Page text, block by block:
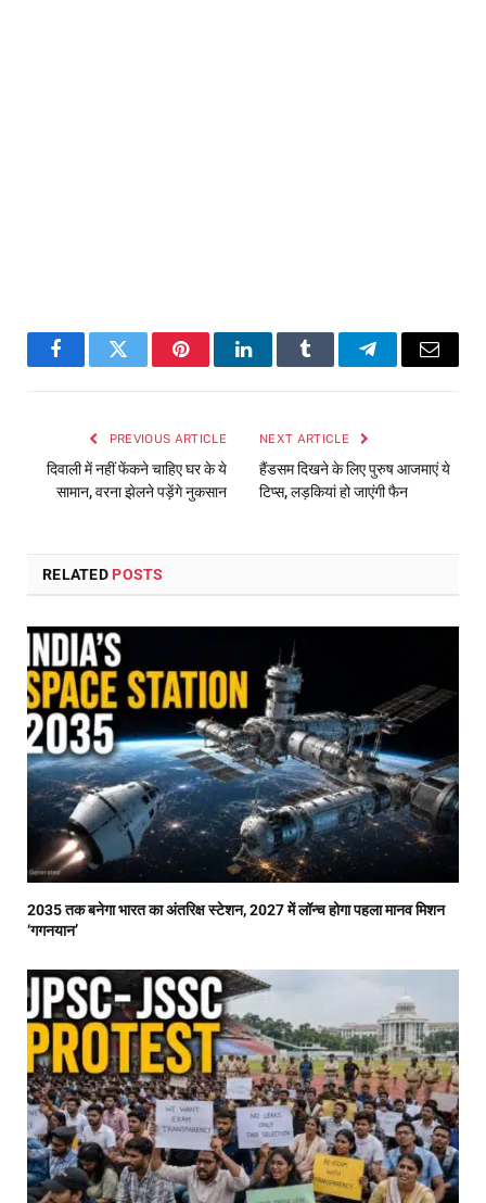
FacebookTwitter PinterestLinkedInTumblr TelegramEmail
PREVIOUS ARTICLE
दिवाली में नहीं फेंकने चाहिए घर के ये
सामान, वरना झेलने पड़ेंगे नुकसान
NEXT ARTICLE
हैंडसम दिखने के लिए पुरुष आजमाएं ये
टिप्स, लड़कियां हो जाएंगी फैन
RELATED POSTS
2035 तक बनेगा भारत का अंतरिक्ष स्टेशन, 2027 में लॉन्च होगा पहला मानव मिशन
‘गगनयान’